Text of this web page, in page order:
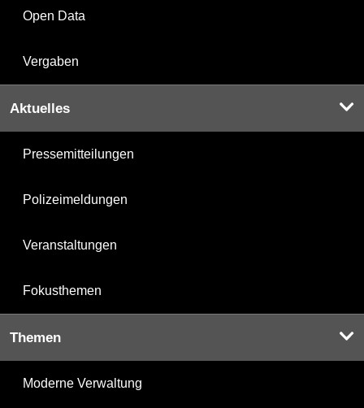
Open Data
Vergaben
Aktuelles
Pressemitteilungen
Polizeimeldungen
Veranstaltungen
Fokusthemen
Themen
Moderne Verwaltung